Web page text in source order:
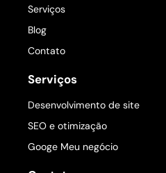
Serviços
Blog
Contato
Serviços
Desenvolvimento de site
SEO e otimização
Googe Meu negócio